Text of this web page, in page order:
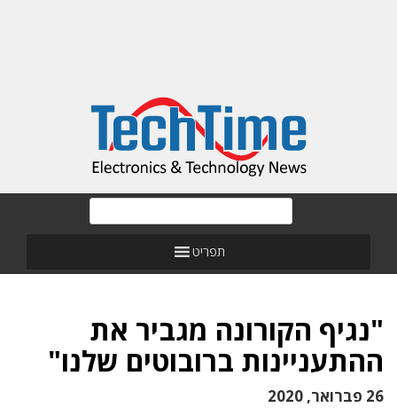
תפריט
"נגיף הקורונה מגביר את
ההתעניינות ברובוטים שלנו"
26 פברואר, 2020